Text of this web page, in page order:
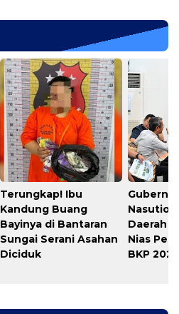
Terungkap! Ibu
Kandung Buang
Bayinya di Bantaran
Sungai Serani Asahan
Diciduk
Daerah
Nias
BKP